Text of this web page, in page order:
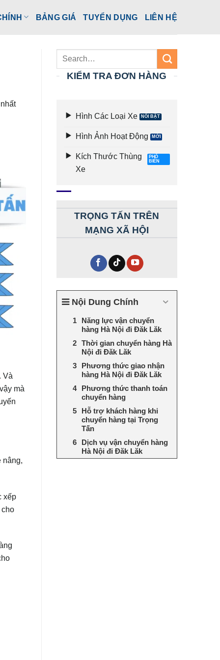
BẢNG GIÁ TUYỂN DỤNG LIÊN HỆ
Và
mà
nâng,
xếp
KIỂM TRA ĐƠN HÀNG
Hình Các Loại Xe
Hình Ảnh Hoạt Động
Kích Thước Thùng
Xe
TRỌNG TẤN TRÊN
MẠNG XÃ HỘI
Nội Dung Chính
Năng lực vận chuyển
hàng Hà Nội đi Đăk Lăk
Thời gian chuyển hàng Hà
Nội đi Đăk Lăk
Phương thức giao nhận
hàng Hà Nội đi Đăk Lăk
Phương thức thanh toán
chuyển hàng
Hỗ trợ khách hàng khi
chuyển hàng tại Trọng
Tấn
Dịch vụ vận chuyển hàng
Hà Nội đi Đăk Lăk